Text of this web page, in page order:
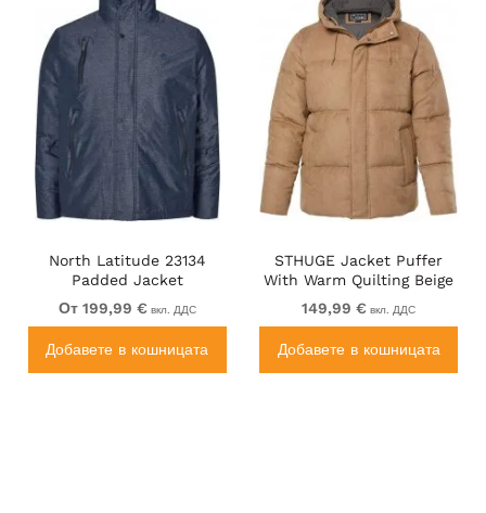
North Latitude 23134
Padded Jacket
Waterproof 3K Navy
От 199,99 € вкл. ДДС
Добавете в кошницата
STHUGE Jacket Puffer
With Warm Quilting Beige
149,99 € вкл. ДДС
Добавете в кошницата